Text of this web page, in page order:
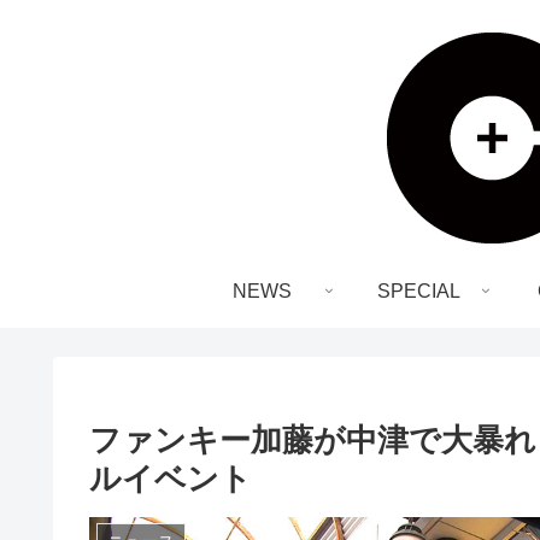
NEWS SPECIAL
ファンキー加藤が中津で大暴
ルイベント